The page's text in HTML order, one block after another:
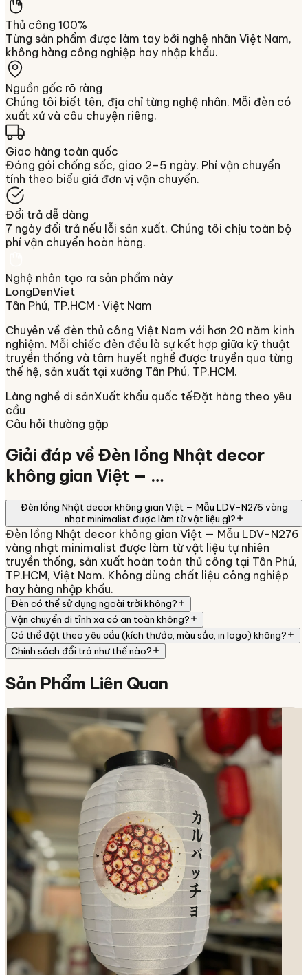
Thủ công 100%
Từng sản phẩm được làm tay bởi nghệ nhân Việt Nam,
không hàng công nghiệp hay nhập khẩu.
Nguồn gốc rõ ràng
Chúng tôi biết tên, địa chỉ từng nghệ nhân. Mỗi đèn có
xuất xứ và câu chuyện riêng.
Giao hàng toàn quốc
Đóng gói chống sốc, giao 2–5 ngày. Phí vận chuyển
tính theo biểu giá đơn vị vận chuyển.
Đổi trả dễ dàng
7 ngày đổi trả nếu lỗi sản xuất. Chúng tôi chịu toàn bộ
phí vận chuyển hoàn hàng.
Nghệ nhân tạo ra sản phẩm này
LongDenViet
Tân Phú, TP.HCM · Việt Nam
Chuyên về đèn thủ công Việt Nam với hơn 20 năm kinh
nghiệm. Mỗi chiếc đèn đều là sự kết hợp giữa kỹ thuật
truyền thống và tâm huyết nghề được truyền qua từng
thế hệ, sản xuất tại xưởng Tân Phú, TP.HCM.
Làng nghề di sảnXuất khẩu quốc tếĐặt hàng theo yêu
cầu
Câu hỏi thường gặp
Giải đáp vềĐèn lồng Nhật decor
không gian Việt — …
Đèn lồng Nhật decor không gian Việt — Mẫu LDV-N276 vàng
nhạt minimalist được làm từ vật liệu gì?
Đèn lồng Nhật decor không gian Việt — Mẫu LDV-N276
vàng nhạt minimalist được làm từ vật liệu tự nhiên
truyền thống, sản xuất hoàn toàn thủ công tại Tân Phú,
TP.HCM, Việt Nam. Không dùng chất liệu công nghiệp
hay hàng nhập khẩu.
Đèn có thể sử dụng ngoài trời không?
Vận chuyển đi tỉnh xa có an toàn không?
Có thể đặt theo yêu cầu (kích thước, màu sắc, in logo) không?
Chính sách đổi trả như thế nào?
Sản Phẩm Liên Quan